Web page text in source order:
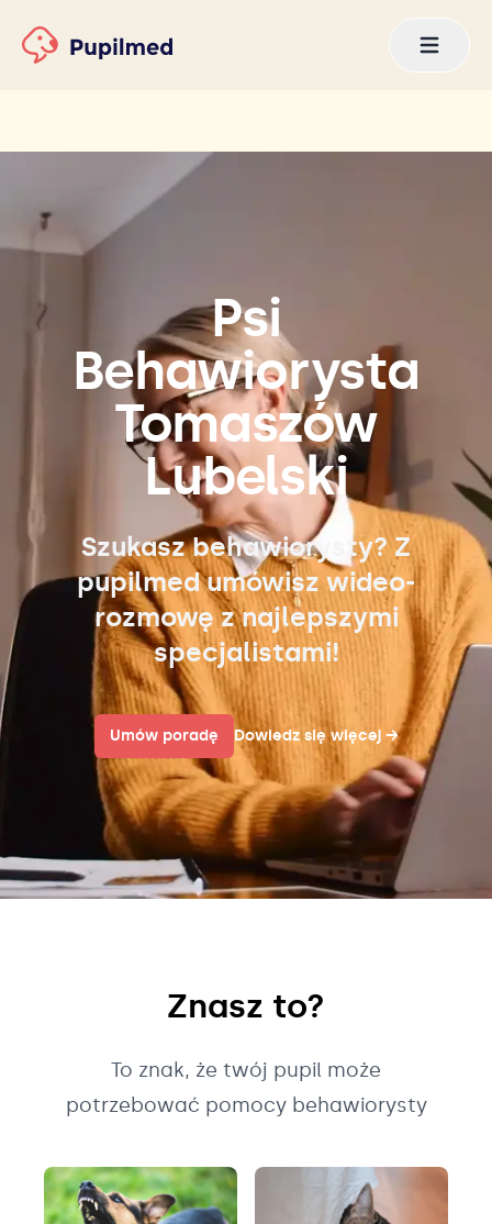
Psi
Behawiorysta
Tomaszów
Lubelski
Szukasz behawiorysty? Z
pupilmed umówisz wideo-
rozmowę z najlepszymi
specjalistami!
Umów poradę Dowiedz się więcej →
Znasz to?
To znak, że twój pupil może
potrzebować pomocy behawiorysty